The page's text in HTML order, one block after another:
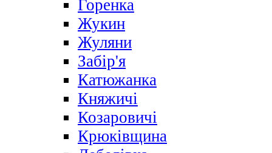
Горенка
Жукин
Жуляни
Забір'я
Катюжанка
Княжичі
Козаровичі
Крюківщина